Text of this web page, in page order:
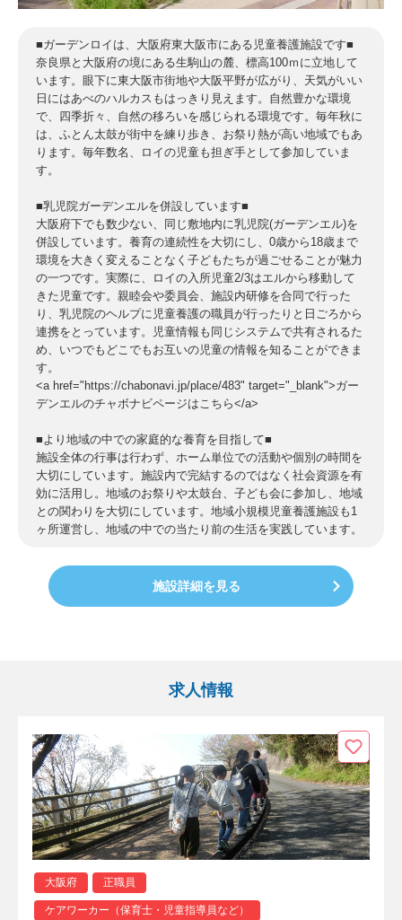
■ガーデンロイは、大阪府東大阪市にある児童養護施設です■
奈良県と大阪府の境にある生駒山の麓、標高100ｍに立地して
います。眼下に東大阪市街地や大阪平野が広がり、天気がいい
日にはあべのハルカスもはっきり見えます。自然豊かな環境
で、四季折々、自然の移ろいを感じられる環境です。毎年秋に
は、ふとん太鼓が街中を練り歩き、お祭り熱が高い地域でもあ
ります。毎年数名、ロイの児童も担ぎ手として参加していま
す。
■乳児院ガーデンエルを併設しています■
大阪府下でも数少ない、同じ敷地内に乳児院(ガーデンエル)を
併設しています。養育の連続性を大切にし、0歳から18歳まで
環境を大きく変えることなく子どもたちが過ごせることが魅力
の一つです。実際に、ロイの入所児童2/3はエルから移動して
きた児童です。親睦会や委員会、施設内研修を合同で行った
り、乳児院のヘルプに児童養護の職員が行ったりと日ごろから
連携をとっています。児童情報も同じシステムで共有されるた
め、いつでもどこでもお互いの児童の情報を知ることができま
す。
<a href="https://chabonavi.jp/place/483" target="_blank">ガー
デンエルのチャボナビページはこちら</a>
■より地域の中での家庭的な養育を目指して■
施設全体の行事は行わず、ホーム単位での活動や個別の時間を
大切にしています。施設内で完結するのではなく社会資源を有
効に活用し。地域のお祭りや太鼓台、子ども会に参加し、地域
との関わりを大切にしています。地域小規模児童養護施設も1
ヶ所運営し、地域の中での当たり前の生活を実践しています。
施設詳細を見る
求人情報
大阪府 正職員
ケアワーカー（保育士・児童指導員など）